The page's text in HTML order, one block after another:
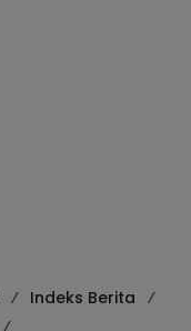
Indeks Berita